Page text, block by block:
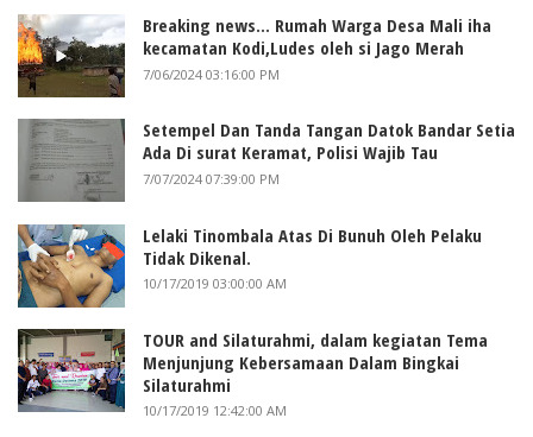
Breaking news... Rumah Warga Desa Mali iha
kecamatan Kodi,Ludes oleh si Jago Merah
7/06/2024 03:16:00 PM
Setempel Dan Tanda Tangan Datok Bandar Setia
Ada Di surat Keramat, Polisi Wajib Tau
7/07/2024 07:39:00 PM
Lelaki Tinombala Atas Di Bunuh Oleh Pelaku
Tidak Dikenal.
10/17/2019 03:00:00 AM
TOUR and Silaturahmi, dalam kegiatan Tema
Menjunjung Kebersamaan Dalam Bingkai
Silaturahmi
10/17/2019 12:42:00 AM